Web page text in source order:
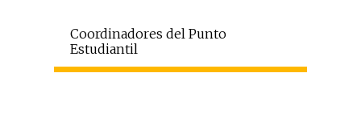
Coordinadores del Punto
Estudiantil